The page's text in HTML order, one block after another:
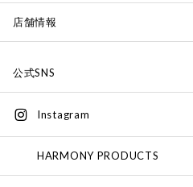
店舗情報
公式SNS
Instagram
HARMONY PRODUCTS